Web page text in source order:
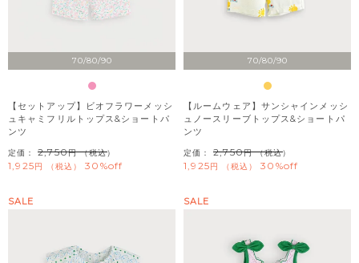
70/80/90
【セットアップ】ビオフラワーメッシ
ュキャミフリルトップス&ショートパ
ンツ
定価： 2,750 （税込）
1,925 税込 30%off
70/80/90
【ルームウェア】サンシャインメッシ
ュノースリーブトップス&ショートパ
ンツ
定価： 2,750 （税込）
1,925 税込 30%off
SALE SALE